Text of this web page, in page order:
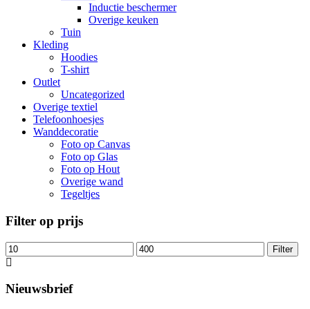
Inductie beschermer
Overige keuken
Tuin
Kleding
Hoodies
T-shirt
Outlet
Uncategorized
Overige textiel
Telefoonhoesjes
Wanddecoratie
Foto op Canvas
Foto op Glas
Foto op Hout
Overige wand
Tegeltjes
Filter op prijs
Filter
Nieuwsbrief